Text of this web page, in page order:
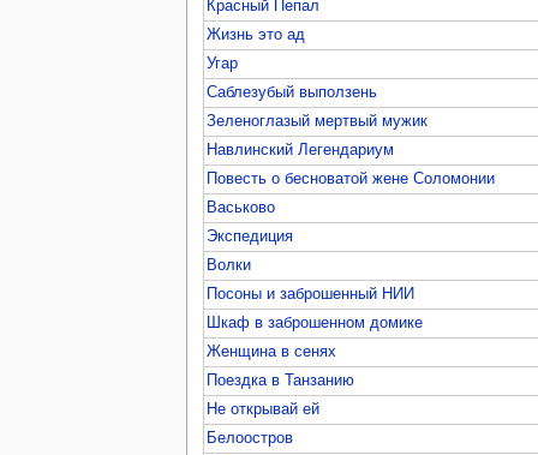
Красный Пепал
Жизнь это ад
Угар
Саблезубый выползень
Зеленоглазый мертвый мужик
Навлинский Легендариум
Повесть о бесноватой жене Соломонии
Васьково
Экспедиция
Волки
Посоны и заброшенный НИИ
Шкаф в заброшенном домике
Женщина в сенях
Поездка в Танзанию
Не открывай ей
Белоостров